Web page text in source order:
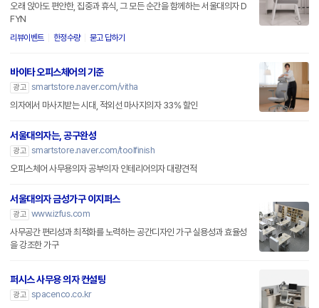
오래 앉아도 편안한, 집중과 휴식, 그 모든 순간을 함께하는 서울대의자 D
FYN
리뷰이벤트 한정수량 묻고 답하기
바이타 오피스체어의 기준
광고 smartstore.naver.com/vitha
의자에서 마사지받는 시대, 적외선 마사지의자 33% 할인
서울대의자는, 공구완성
광고 smartstore.naver.com/toolfinish
오피스체어 사무용의자 공부의자 인테리어의자 대량견적
서울대의자 금성가구 이지퍼스
광고 www.izfus.com
사무공간 편리성과 최적화를 노력하는 공간디자인 가구 실용성과 효율성
을 강조한 가구
퍼시스 사무용 의자 컨설팅
광고 spacenco.co.kr